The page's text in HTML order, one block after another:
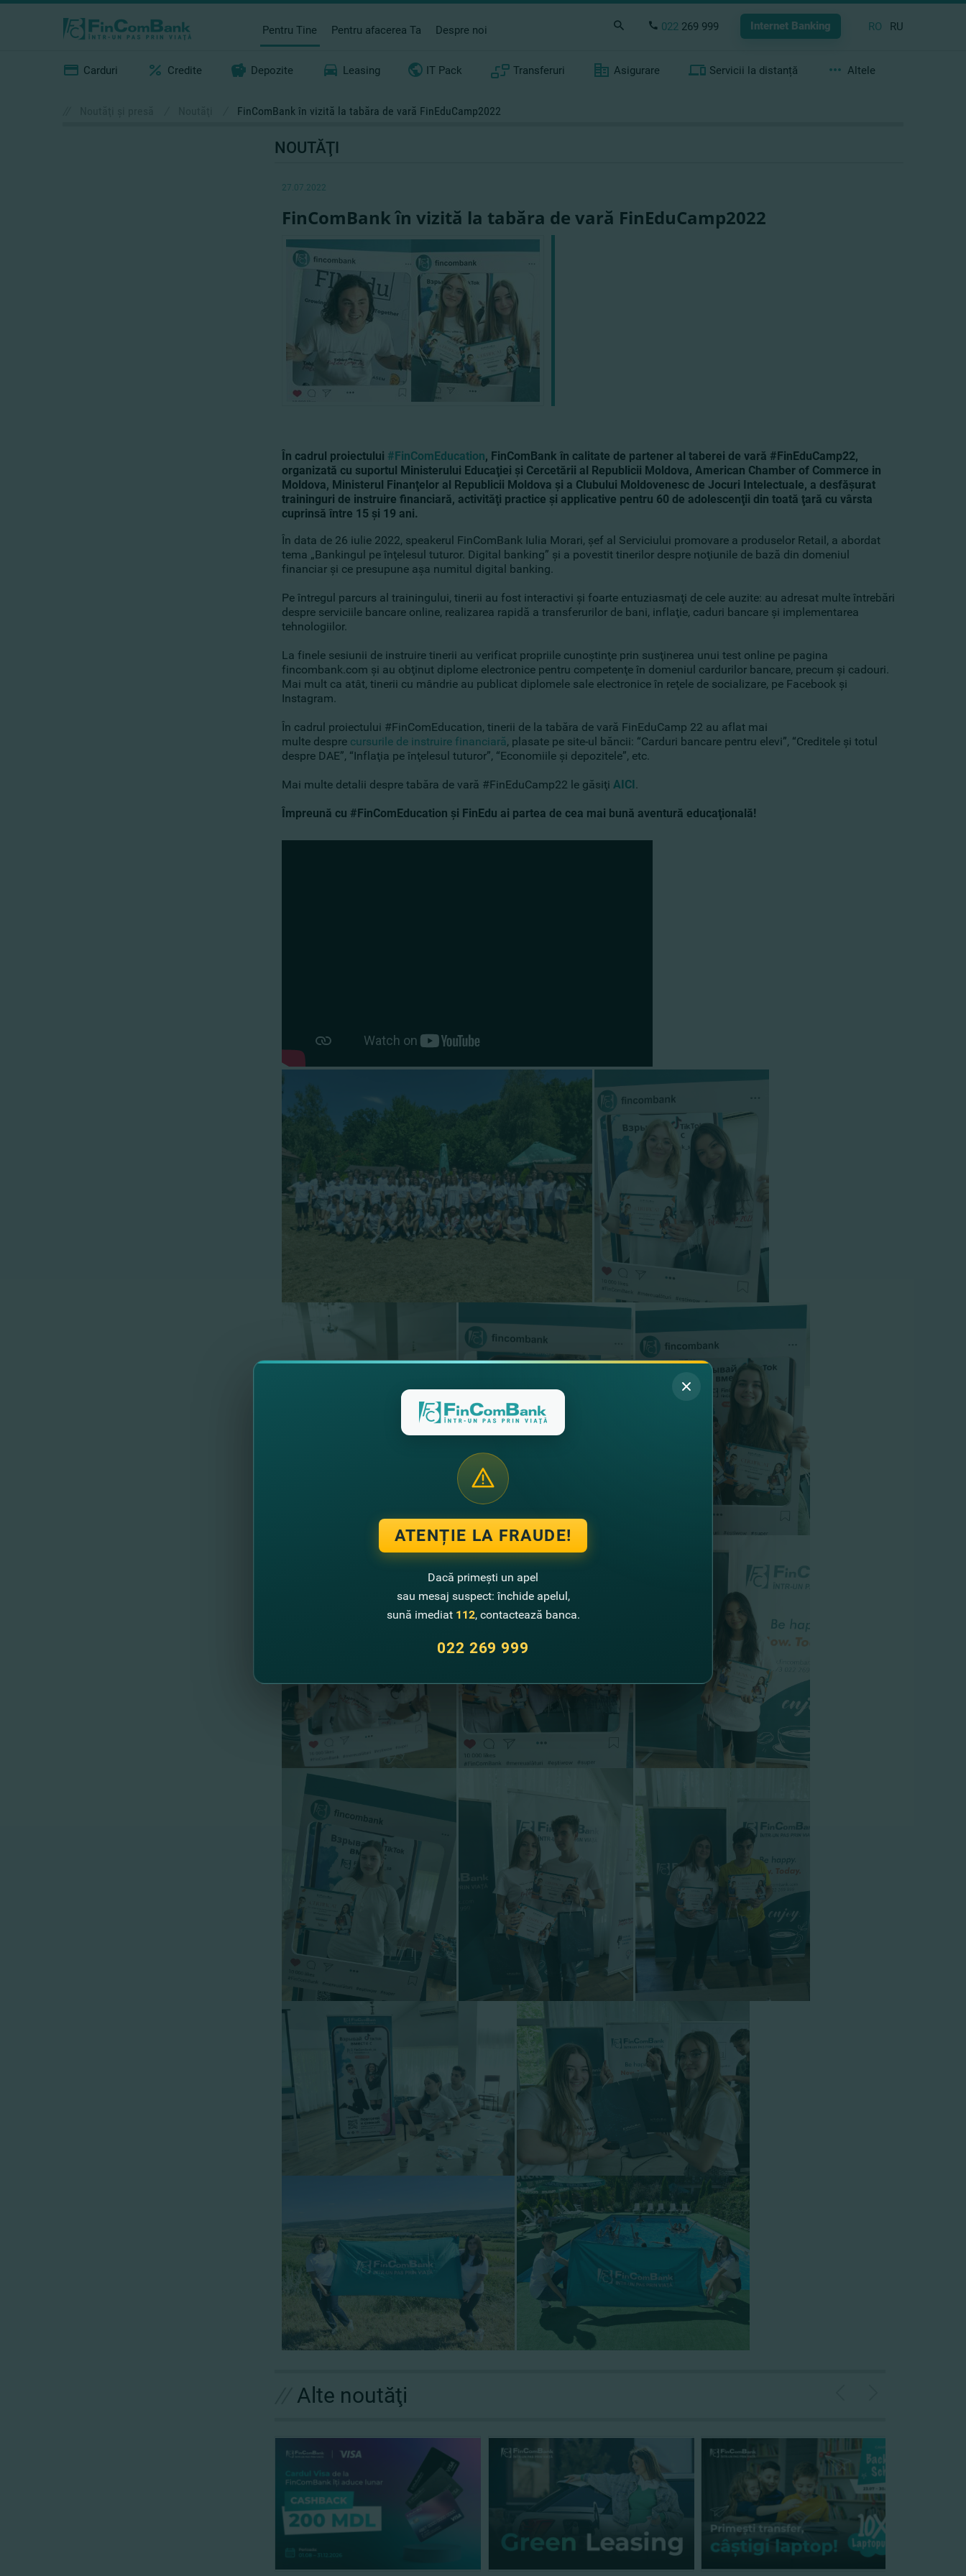
Pentru Tine Pentru afacerea Ta Despre noi 022 269 999 Internet Banking RO RU
Carduri Credite Depozite Leasing IT Pack Transferuri Asigurare Servicii la distanță Altele
FinComBank în vizită la tabăra de vară FinEduCamp2022
NOUTĂŢI
27.07.2022
FinComBank în vizită la tabăra de vară FinEduCamp2022
În cadrul proiectului #FinComEducation, FinComBank în calitate de partener al taberei de vară #FinEduCamp22,
organizată cu suportul Ministerului Educaţiei şi Cercetării al Republicii Moldova, American Chamber of Commerce in
Moldova, Ministerul Finanţelor al Republicii Moldova şi a Clubului Moldovenesc de Jocuri Intelectuale, a desfăşurat
traininguri de instruire financiară, activităţi practice şi applicative pentru 60 de adolescenţii din toată ţară cu vârsta
cuprinsă între 15 şi 19 ani.
În data de 26 iulie 2022, speakerul FinComBank Iulia Morari, şef al Serviciului promovare a produselor Retail, a abordat
tema „Bankingul pe înţelesul tuturor. Digital banking” şi a povestit tinerilor despre noţiunile de bază din domeniul
financiar şi ce presupune aşa numitul digital banking.
Pe întregul parcurs al trainingului, tinerii au fost interactivi şi foarte entuziasmaţi de cele auzite: au adresat multe întrebări
despre serviciile bancare online, realizarea rapidă a transferurilor de bani, inflaţie, caduri bancare şi implementarea
tehnologiilor.
La finele sesiunii de instruire tinerii au verificat propriile cunoştinţe prin susţinerea unui test online pe pagina
fincombank.com şi au obţinut diplome electronice pentru competenţe în domeniul cardurilor bancare, precum şi cadouri.
Mai mult ca atât, tinerii cu mândrie au publicat diplomele sale electronice în reţele de socializare, pe Facebook şi
Instagram.
În cadrul proiectului #FinComEducation, tinerii de la tabăra de vară FinEduCamp 22 au aflat mai
multe despre cursurile de instruire financiară, plasate pe site-ul băncii: “Carduri bancare pentru elevi”, “Creditele şi totul
despre DAE”, “Inflaţia pe înţelesul tuturor”, “Economiile şi depozitele”, etc.
Mai multe detalii despre tabăra de vară #FinEduCamp22 le găsiţi AICI.
Împreună cu #FinComEducation şi FinEdu ai partea de cea mai bună aventură educaţională!
Alte noutăţi
ATENȚIE LA FRAUDE!
Dacă primești un apel
sau mesaj suspect: închide apelul,
sună imediat 112, contactează banca.
022 269 999